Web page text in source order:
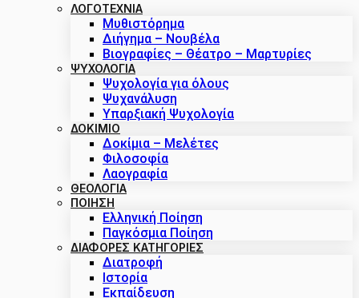
ΛΟΓΟΤΕΧΝΙΑ
Μυθιστόρημα
Διήγημα – Νουβέλα
Βιογραφίες – Θέατρο – Μαρτυρίες
ΨΥΧΟΛΟΓΙΑ
Ψυχολογία για όλους
Ψυχανάλυση
Υπαρξιακή Ψυχολογία
ΔΟΚΊΜΙΟ
Δοκίμια – Μελέτες
Φιλοσοφία
Λαογραφία
ΘΕΟΛΟΓΙΑ
ΠΟΙΗΣΗ
Ελληνική Ποίηση
Παγκόσμια Ποίηση
ΔΙΑΦΟΡΕΣ ΚΑΤΗΓΟΡΙΕΣ
Διατροφή
Ιστορία
Εκπαίδευση